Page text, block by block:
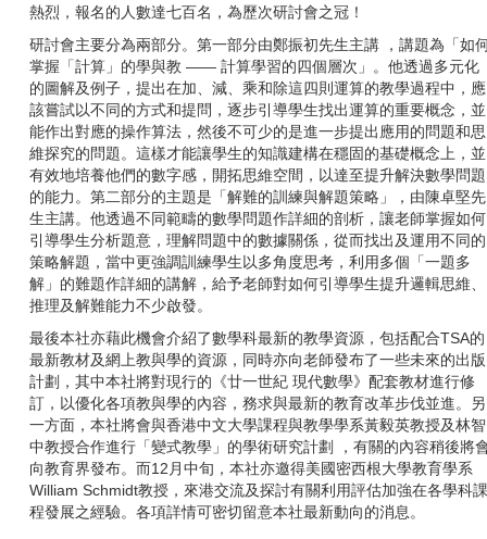
熱烈，報名的人數達七百名，為歷次研討會之冠！
研討會主要分為兩部分。第一部分由鄭振初先生主講 ，講題為「如何
掌握「計算」的學與教 —— 計算學習的四個層次」。他透過多元化
的圖解及例子，提出在加、減、乘和除這四則運算的教學過程中，應
該嘗試以不同的方式和提問，逐步引導學生找出運算的重要概念，並
能作出對應的操作算法，然後不可少的是進一步提出應用的問題和思
維探究的問題。這樣才能讓學生的知識建構在穩固的基礎概念上，並
有效地培養他們的數字感，開拓思維空間，以達至提升解決數學問題
的能力。第二部分的主題是「解難的訓練與解題策略」，由陳卓堅先
生主講。他透過不同範疇的數學問題作詳細的剖析，讓老師掌握如何
引導學生分析題意，理解問題中的數據關係，從而找出及運用不同的
策略解題，當中更強調訓練學生以多角度思考，利用多個「一題多
解」的難題作詳細的講解，給予老師對如何引導學生提升邏輯思維、
推理及解難能力不少啟發。
最後本社亦藉此機會介紹了數學科最新的教學資源，包括配合TSA的
最新教材及網上教與學的資源，同時亦向老師發布了一些未來的出版
計劃，其中本社將對現行的《廿一世紀 現代數學》配套教材進行修
訂，以優化各項教與學的內容，務求與最新的教育改革步伐並進。另
一方面，本社將會與香港中文大學課程與教學學系黃毅英教授及林智
中教授合作進行「變式教學」的學術研究計劃 ，有關的內容稍後將會
向教育界發布。而12 月中旬，本社亦邀得美國密西根大學教育學系
William Schmidt教授，來港交流及探討有關利用評估加強在各學科課
程發展之經驗。各項詳情可密切留意本社最新動向的消息。